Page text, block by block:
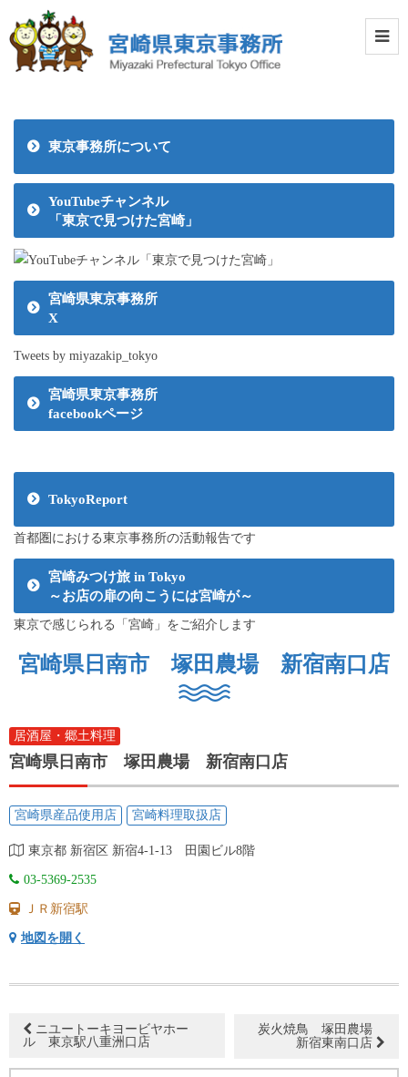
東京事務所について
YouTubeチャンネル
「東京で見つけた宮崎」
宮崎県東京事務所
X
Tweets by miyazakip_tokyo
宮崎県東京事務所
facebookページ
TokyoReport
首都圏における東京事務所の活動報告です
宮崎みつけ旅 in Tokyo
～お店の扉の向こうには宮崎が～
東京で感じられる「宮崎」をご紹介します
宮崎県日南市 塚田農場 新宿南口店
居酒屋・郷土料理
宮崎県日南市 塚田農場 新宿南口店
宮崎県産品使用店 宮崎料理取扱店
東京都 新宿区 新宿4-1-13 田園ビル8階
03-5369-2535
ＪＲ新宿駅
地図を開く
ニユートーキヨービヤホー
ル 東京駅八重洲口店
炭火焼鳥 塚田農場
新宿東南口店